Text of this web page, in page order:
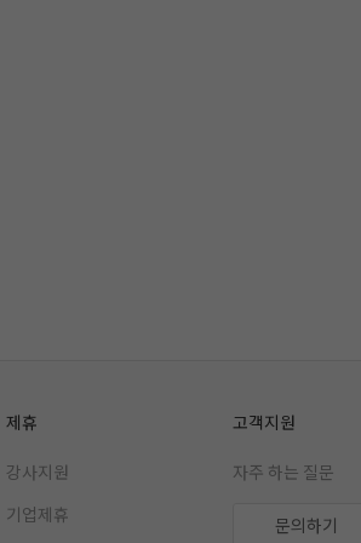
제휴
강사지원
기업제휴
고객지원
자주 하는 질문
문의하기